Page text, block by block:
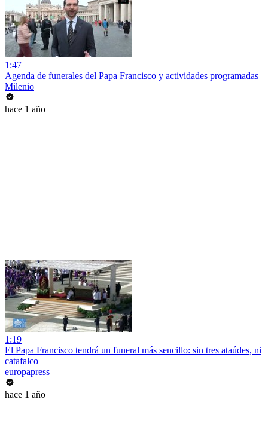
1:47
Agenda de funerales del Papa Francisco y actividades programadas
Milenio
hace 1 año
1:19
El Papa Francisco tendrá un funeral más sencillo: sin tres ataúdes, ni
catafalco
europapress
hace 1 año